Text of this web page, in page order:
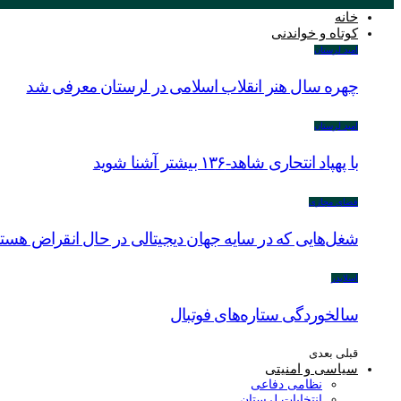
خانه
کوتاه و خواندنی
امید لرستان
چهره سال هنر انقلاب اسلامی در لرستان معرفی شد
امید لرستان
با پهپاد انتحاری شاهد-۱۳۶ بیشتر آشنا شوید
فضای مجازی
شغل‌‌هایی که در سایه جهان دیجیتالی در حال انقراض
اسلایدر
سالخوردگی ستاره‌های فوتبال
قبلی بعدی
سیاسی و امنیتی
نظامی دفاعی